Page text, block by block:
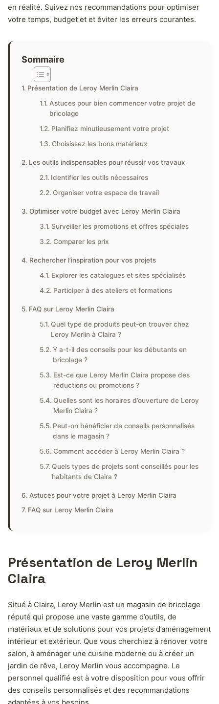
en réalité. Suivez nos recommandations pour optimiser
votre temps, budget et et éviter les erreurs courantes.
Sommaire
Présentation de Leroy Merlin Claira
Astuces pour bien commencer votre projet de
bricolage
Planifiez minutieusement votre projet
Choisissez les bons matériaux
Les outils indispensables pour réussir vos travaux
Identifier les outils nécessaires
Organiser votre espace de travail
Optimiser votre budget avec Leroy Merlin Claira
Surveiller les promotions et offres spéciales
Comparer les prix
Rechercher l’inspiration pour vos projets
Explorer les catalogues et sites spécialisés
Participer à des ateliers et formations
FAQ sur Leroy Merlin Claira
Quel type de produits peut-on trouver chez
Leroy Merlin à Claira ?
Y a-t-il des conseils pour les débutants en
bricolage ?
Est-ce que Leroy Merlin Claira propose des
réductions ou promotions ?
Quelles sont les horaires d’ouverture de Leroy
Merlin Claira ?
Peut-on bénéficier de conseils personnalisés
dans le magasin ?
Comment accéder à Leroy Merlin Claira ?
Quels types de projets sont conseillés pour les
habitants de Claira ?
Astuces pour votre projet à Leroy Merlin Claira
FAQ sur Leroy Merlin Claira
Présentation de Leroy Merlin
Claira
Situé à Claira, Leroy Merlin est un magasin de bricolage
réputé qui propose une vaste gamme d’outils, de
matériaux et de solutions pour vos projets d’aménagement
intérieur et extérieur. Que vous cherchiez à rénover votre
salon, à aménager une cuisine moderne ou à créer un
jardin de rêve, Leroy Merlin vous accompagne. Le
personnel qualifié est à votre disposition pour vous offrir
des conseils personnalisés et des recommandations
adaptées à vos besoins.